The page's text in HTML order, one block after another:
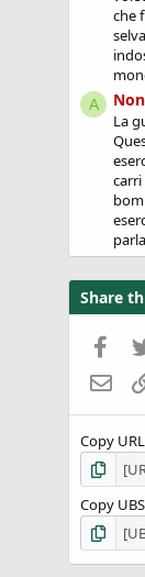
che
A
La
carri
Share
Copy
Copy